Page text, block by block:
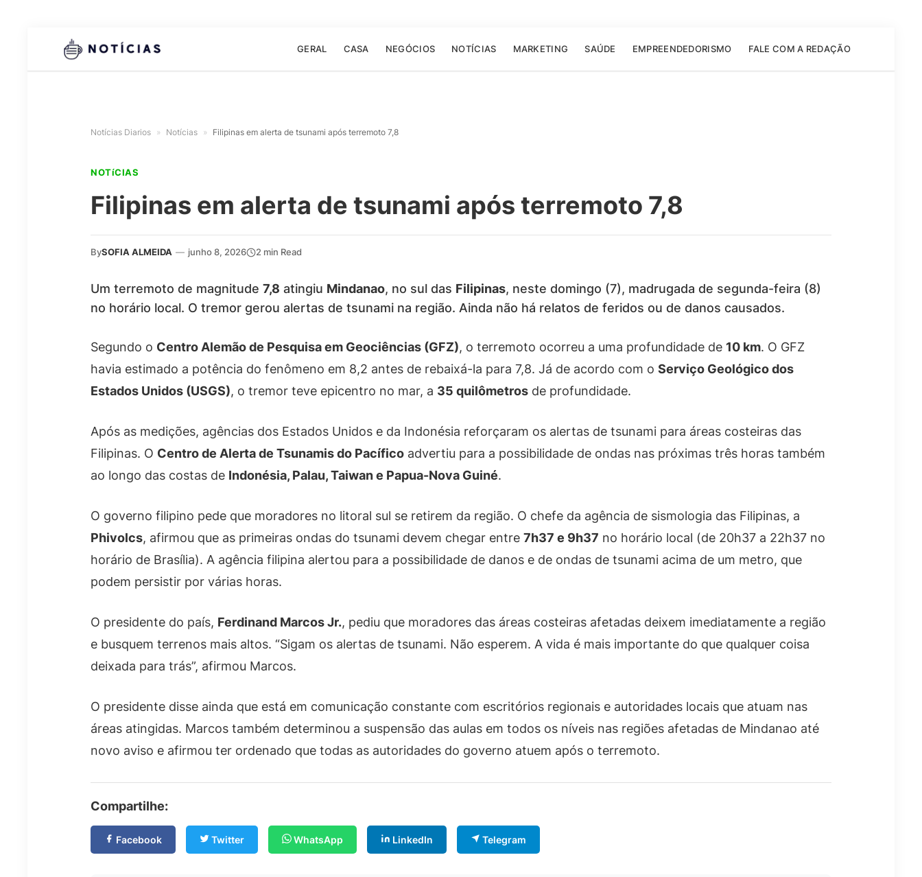
GERAL CASA NEGÓCIOS NOTÍCIAS MARKETING SAÚDE EMPREENDEDORISMO FALE COM A REDAÇÃO
Notícias Diarios » Notícias » Filipinas em alerta de tsunami após terremoto 7,8
NOTíCIAS
Filipinas em alerta de tsunami após terremoto 7,8
BySOFIA ALMEIDA — junho 8, 2026 2 min Read
Um terremoto de magnitude 7,8 atingiu Mindanao, no sul das Filipinas, neste domingo (7), madrugada de segunda-feira (8)
no horário local. O tremor gerou alertas de tsunami na região. Ainda não há relatos de feridos ou de danos causados.
Segundo o Centro Alemão de Pesquisa em Geociências (GFZ), o terremoto ocorreu a uma profundidade de 10 km. O GFZ
havia estimado a potência do fenômeno em 8,2 antes de rebaixá-la para 7,8. Já de acordo com o Serviço Geológico dos
Estados Unidos (USGS), o tremor teve epicentro no mar, a 35 quilômetros de profundidade.
Após as medições, agências dos Estados Unidos e da Indonésia reforçaram os alertas de tsunami para áreas costeiras das
Filipinas. O Centro de Alerta de Tsunamis do Pacífico advertiu para a possibilidade de ondas nas próximas três horas também
ao longo das costas de Indonésia, Palau, Taiwan e Papua-Nova Guiné.
O governo filipino pede que moradores no litoral sul se retirem da região. O chefe da agência de sismologia das Filipinas, a
Phivolcs, afirmou que as primeiras ondas do tsunami devem chegar entre 7h37 e 9h37 no horário local (de 20h37 a 22h37 no
horário de Brasília). A agência filipina alertou para a possibilidade de danos e de ondas de tsunami acima de um metro, que
podem persistir por várias horas.
O presidente do país, Ferdinand Marcos Jr., pediu que moradores das áreas costeiras afetadas deixem imediatamente a região
e busquem terrenos mais altos. “Sigam os alertas de tsunami. Não esperem. A vida é mais importante do que qualquer coisa
deixada para trás”, afirmou Marcos.
O presidente disse ainda que está em comunicação constante com escritórios regionais e autoridades locais que atuam nas
áreas atingidas. Marcos também determinou a suspensão das aulas em todos os níveis nas regiões afetadas de Mindanao até
novo aviso e afirmou ter ordenado que todas as autoridades do governo atuem após o terremoto.
Compartilhe:
Facebook Twitter WhatsApp LinkedIn Telegram